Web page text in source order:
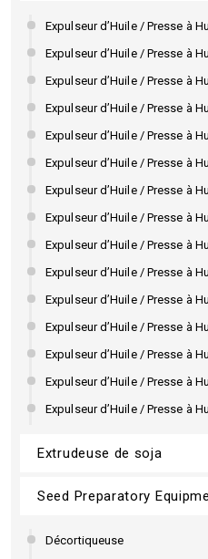
Expulseur d’Huile / Presse à
Expulseur d’Huile / Presse à
Expulseur d’Huile / Presse à
Expulseur d’Huile / Presse à
Expulseur d’Huile / Presse à
Expulseur d’Huile / Presse à
Expulseur d’Huile / Presse à
Expulseur d’Huile / Presse à
Expulseur d’Huile / Presse à
Expulseur d’Huile / Presse à
Expulseur d’Huile / Presse à
Expulseur d’Huile / Presse à
Expulseur d’Huile / Presse à
Expulseur d’Huile / Presse à
Expulseur d’Huile / Presse à
Extrudeuse de soja
Seed Preparatory
Décortiqueuse